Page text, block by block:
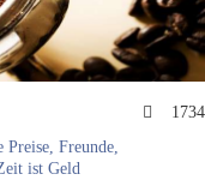
1734
Preise, Freunde,
ist Geld